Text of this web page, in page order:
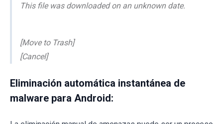
This file was downloaded on an unknown date.
[Move to Trash]
[Cancel]
Eliminación automática instantánea de
malware para Android: